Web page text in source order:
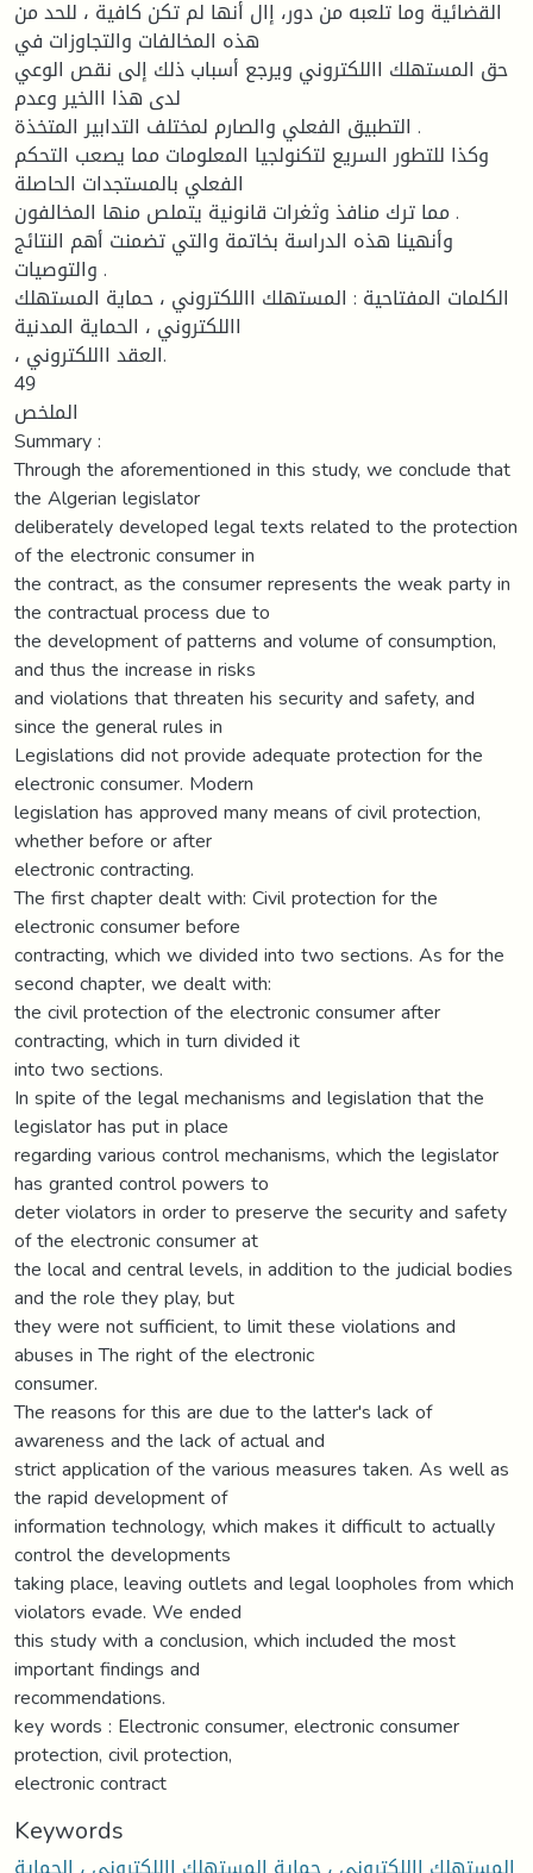
القضائية وما تلعبه من دور، إال أنها لم تكن كافية ، للحد من
هذه المخالفات والتجاوزات في
حق المستهلك االلكتروني ويرجع أسباب ذلك إلى نقص الوعي
لدى هذا االخير وعدم
التطبيق الفعلي والصارم لمختلف التدابير المتخذة .
وكذا للتطور السريع لتكنولجيا المعلومات مما يصعب التحكم
الفعلي بالمستجدات الحاصلة
مما ترك منافذ وثغرات قانونية يتملص منها المخالفون .
وأنهينا هذه الدراسة بخاتمة والتي تضمنت أهم النتائج
والتوصيات .
الكلمات المفتاحية : المستهلك االلكتروني ، حماية المستهلك
االلكتروني ، الحماية المدنية
، العقد االلكتروني.
49
الملخص
Summary :
Through the aforementioned in this study, we conclude that
the Algerian legislator
deliberately developed legal texts related to the protection
of the electronic consumer in
the contract, as the consumer represents the weak party in
the contractual process due to
the development of patterns and volume of consumption,
and thus the increase in risks
and violations that threaten his security and safety, and
since the general rules in
Legislations did not provide adequate protection for the
electronic consumer. Modern
legislation has approved many means of civil protection,
whether before or after
electronic contracting.
The first chapter dealt with: Civil protection for the
electronic consumer before
contracting, which we divided into two sections. As for the
second chapter, we dealt with:
the civil protection of the electronic consumer after
contracting, which in turn divided it
into two sections.
In spite of the legal mechanisms and legislation that the
legislator has put in place
regarding various control mechanisms, which the legislator
has granted control powers to
deter violators in order to preserve the security and safety
of the electronic consumer at
the local and central levels, in addition to the judicial bodies
and the role they play, but
they were not sufficient, to limit these violations and
abuses in The right of the electronic
consumer.
The reasons for this are due to the latter's lack of
awareness and the lack of actual and
strict application of the various measures taken. As well as
the rapid development of
information technology, which makes it difficult to actually
control the developments
taking place, leaving outlets and legal loopholes from which
violators evade. We ended
this study with a conclusion, which included the most
important findings and
recommendations.
key words : Electronic consumer, electronic consumer
protection, civil protection,
electronic contract
Keywords